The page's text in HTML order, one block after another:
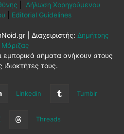
Δήλωση Χορηγούμενου
Editorial Guidelines
| Διαχειριστής: Δημήτρης
Μάριζας
εμπορικά σήματα ανήκουν στους
ιδιοκτήτες τους.
Linkedin Tumblr
Threads